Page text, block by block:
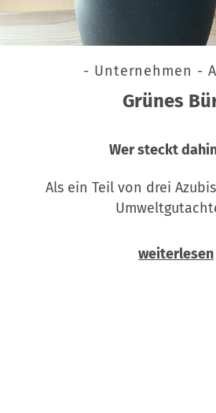
- Unternehmen -
Grünes
Wer steckt
Als ein Teil von drei
weiterlesen